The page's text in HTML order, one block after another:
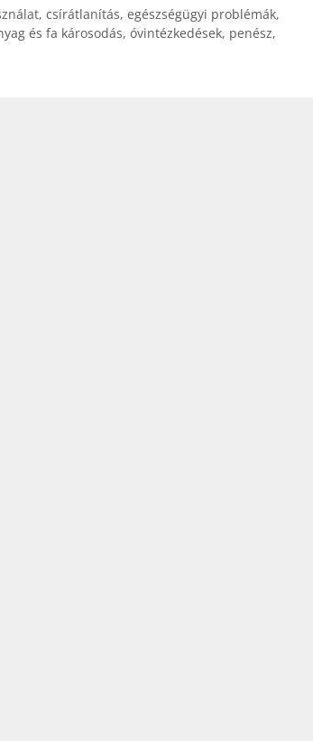
, csírátlanítás, egészségügyi problémák,
és fa károsodás, óvintézkedések, penész,